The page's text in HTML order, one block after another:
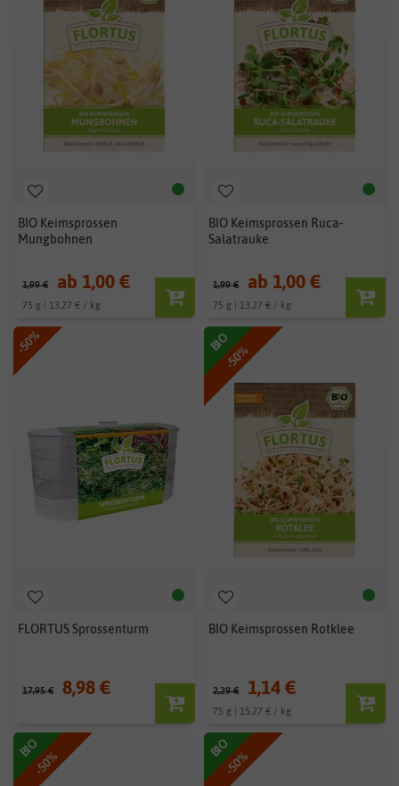
BIO Keimsprossen
Mungbohnen
1,99 € ab 1,00 €
75 g | 13,27 € / kg
BIO Keimsprossen Ruca-
Salatrauke
1,99 € ab 1,00 €
75 g | 13,27 € / kg
-50%
FLORTUS Sprossenturm
17,95 € 8,98 €
-50%
BIO
BIO Keimsprossen Rotklee
2,29 € 1,14 €
75 g | 15,27 € / kg
-50%
BIO
-50%
BIO